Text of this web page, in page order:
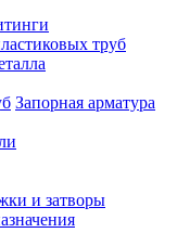
труб
Запорная арматура
и затворы